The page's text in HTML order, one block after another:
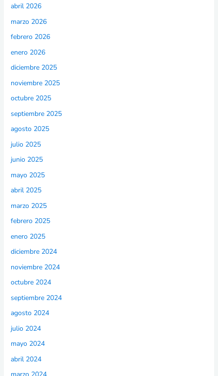
abril 2026
marzo 2026
febrero 2026
enero 2026
diciembre 2025
noviembre 2025
octubre 2025
septiembre 2025
agosto 2025
julio 2025
junio 2025
mayo 2025
abril 2025
marzo 2025
febrero 2025
enero 2025
diciembre 2024
noviembre 2024
octubre 2024
septiembre 2024
agosto 2024
julio 2024
mayo 2024
abril 2024